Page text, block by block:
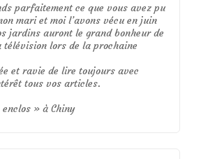
parfaitement ce que vous avez pu
mari et moi l’avons vécu en juin
jardins auront le grand bonheur de
télévision lors de la prochaine
et ravie de lire toujours avec
tous vos articles.
» à Chiny